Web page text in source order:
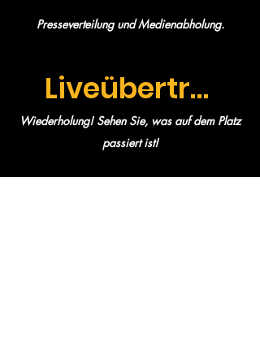
Presseverteilung und Medienabholung.
Liveübertragung
Wiederholung! Sehen Sie, was auf dem Platz
passiert ist!